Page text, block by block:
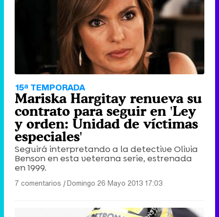
15ª TEMPORADA
Mariska Hargitay renueva su
contrato para seguir en 'Ley
y orden: Unidad de víctimas
especiales'
Seguirá interpretando a la detective Olivia
Benson en esta veterana serie, estrenada
en 1999.
7 comentarios |Domingo 26 Mayo 2013 17:03